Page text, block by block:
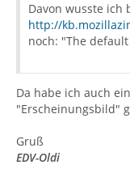
Davon wusste ich
http://
noch: "The
Da habe ich auch
"Erscheinungsbild"
Gruß
EDV-Oldi